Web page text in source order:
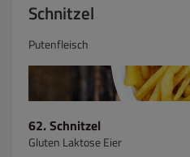
Schnitzel
Putenfleisch
62. Schnitzel
Gluten Laktose Eier